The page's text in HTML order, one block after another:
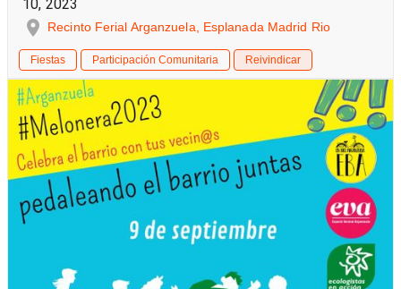
10, 2023
Recinto Ferial Arganzuela, Esplanada Madrid Rio
Fiestas Participación Comunitaria Reivindicar